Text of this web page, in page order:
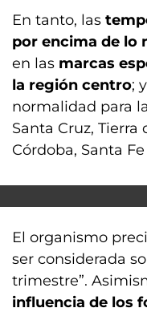
En tanto, las
por encima de lo
en las marcas
la región centro;
normalidad para
Santa Cruz, Tierra
Córdoba, Santa
El organismo
ser considerada
trimestre”.
influencia de los